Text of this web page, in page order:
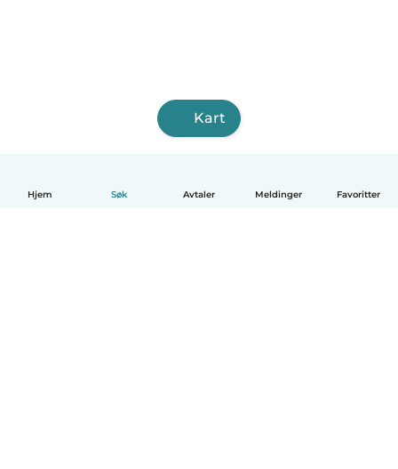
Hjem Søk Avtaler Meldinger Favoritter
Kart